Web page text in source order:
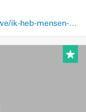
www.gelderlander.nl/overbetuwe/ik-heb-mensen-om-me-heen-zien-sterven-van-de-honger~af8ad361/